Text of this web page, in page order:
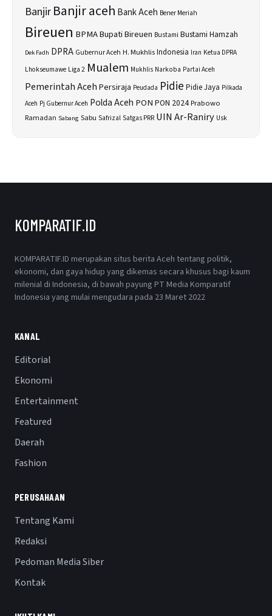
BanjirBanjir aceh Bank Aceh Bener Meriah
Bireuen BPMABupati Bireuen Bustami Bustami Hamzah
Dek Fadh DPRA Gubernur Aceh H. MukhlisIndonesia Iran Ketua DPRA
Lhokseumawe Liga 2 Mualem Mukhlis Narkoba Partai Aceh
Pemerintah AcehPersiraja Peudada Pidie Pidie Jaya Pilkada
Aceh Pj Gubernur Aceh Polda Aceh PON PON 2024Prabowo
Ramadan Sabang Sabu SafrizalSatgas PRR UIN Ar-Raniry Usk
KOMPARATIF.ID
KOMPARATIF.ID merupakan situs berita Aceh tentang politik,
ekonomi, dan gaya hidup yang dikemas secara khusus bagi kaum
milenial di Indonesia, di bawah payung PT Media Komparatif
Indonesia yang mulai mengudara pada 23 Maret 2022
KANAL
Editorial
Ekonomi
Entertainment
Featured
Daerah
Fashion
PERUSAHAAN
Tentang Kami
Redaksi
Pedoman Media Siber
Kontak